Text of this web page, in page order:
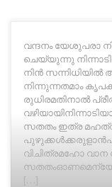
വന്ദനം യേശുപരാ
ചെയ്യുന്നു
നിൻ
നിന്നുന്നതമാം
രുധിരമതിനാൽ
സതതം ഇത്ര
വിചിത്രമഹോ
സതതംഓണമെന്യേ
[…]